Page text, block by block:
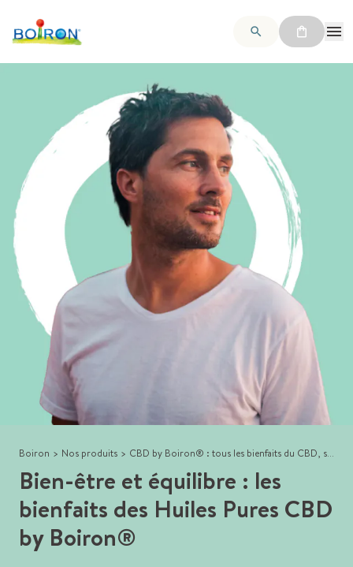
Boiron > Nos produits > CBD by Boiron® : tous les bienfaits du CBD, signés Boiron
Bien-être et équilibre : les
bienfaits des Huiles Pures CBD
by Boiron®